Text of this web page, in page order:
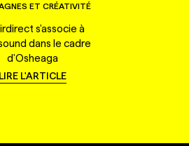
ET CRÉATIVITÉ
s'associe à
dans le cadre
d'Osheaga
LIRE L'ARTICLE